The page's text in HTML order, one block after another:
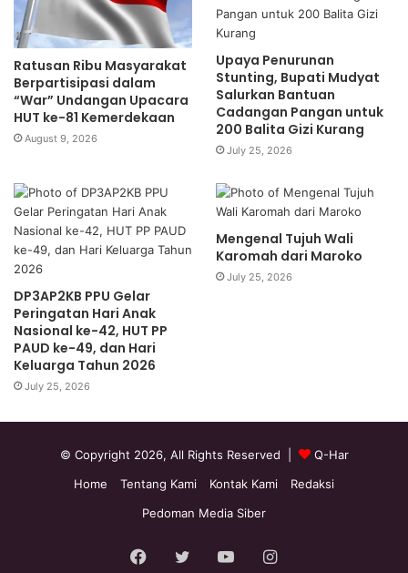
Ratusan Ribu Masyarakat
Berpartisipasi dalam
“War” Undangan Upacara
HUT ke-81 Kemerdekaan
August 9, 2026
Upaya Penurunan
Stunting, Bupati Mudyat
Salurkan Bantuan
Cadangan Pangan untuk
200 Balita Gizi Kurang
July 25, 2026
DP3AP2KB PPU Gelar
Peringatan Hari Anak
Nasional ke-42, HUT PP
PAUD ke-49, dan Hari
Keluarga Tahun 2026
July 25, 2026
Mengenal Tujuh Wali
Karomah dari Maroko
July 25, 2026
© Copyright 2026, All Rights Reserved |
Q-Har
Home
Tentang Kami Kontak Kami
Redaksi
Pedoman Media Siber
Facebook
Twitter YouTubeInstagram